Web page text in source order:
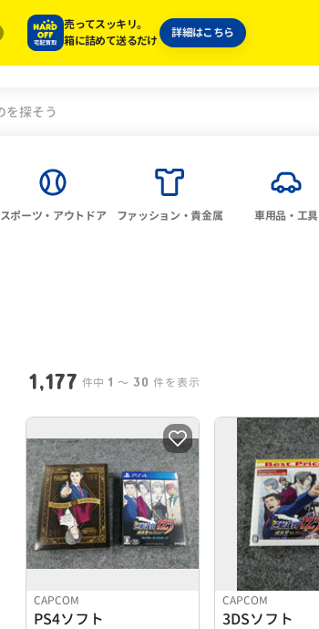
売ってスッキリ。
箱に詰めて送るだけ
詳細はこちら
スポーツ・アウトドア ファッション・貴金属 車用品・工具
1,177 件中 1 〜 30 件を表示
CAPCOM
PS4ソフト
CAPCOM
3DSソフト